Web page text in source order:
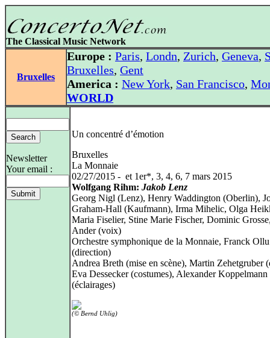
The Classical Music Network
Bruxelles
Europe : Paris, Londn, Zurich, Geneva,
Bruxelles, Gent
America : New York, San Francisco,
WORLD
Newsletter
Your email :
Un concentré d’émotion
Bruxelles
La Monnaie
02/27/2015 - et 1er*, 3, 4, 6, 7 mars 2015
Wolfgang Rihm: Jakob Lenz
Georg Nigl (Lenz), Henry Waddington (Oberlin),
Graham-Hall (Kaufmann), Irma Mihelic, Olga
Maria Fiselier, Stine Marie Fischer, Dominic
Ander (voix)
Orchestre symphonique de la Monnaie, Franck Ollu
(direction)
Andrea Breth (mise en scène), Martin Zehetgruber
Eva Dessecker (costumes), Alexander Koppelmann
(éclairages)
(© Bernd Uhlig)